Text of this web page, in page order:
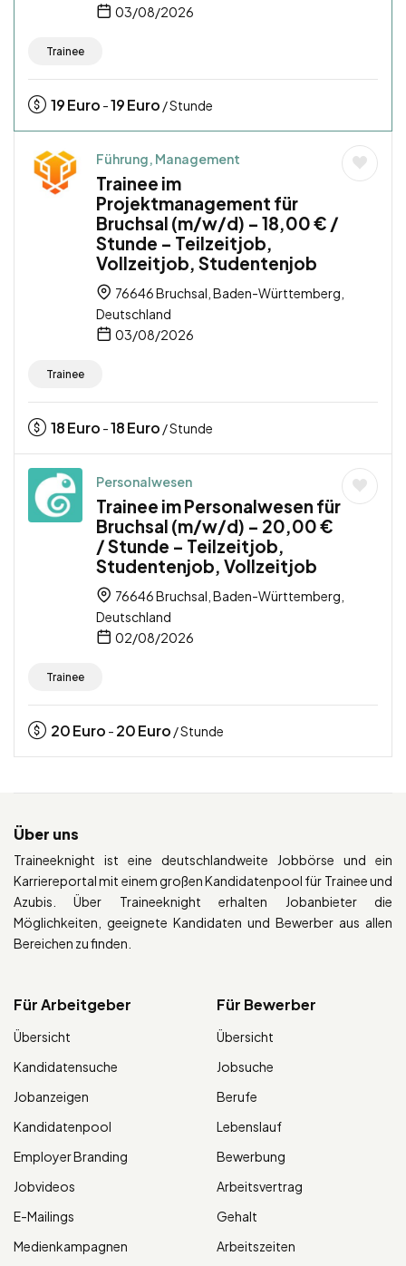
03/08/2026
Trainee
19Euro -19Euro / Stunde
Führung, Management
Trainee im
Projektmanagement für
Bruchsal (m/w/d) – 18,00 € /
Stunde – Teilzeitjob,
Vollzeitjob, Studentenjob
76646 Bruchsal, Baden-Württemberg,
Deutschland
03/08/2026
Trainee
18Euro -18Euro / Stunde
Personalwesen
Trainee im Personalwesen für
Bruchsal (m/w/d) – 20,00 €
/ Stunde – Teilzeitjob,
Studentenjob, Vollzeitjob
76646 Bruchsal, Baden-Württemberg,
Deutschland
02/08/2026
Trainee
20Euro - 20Euro / Stunde
Über uns
Traineeknight ist eine deutschlandweite Jobbörse und ein
Karriereportal mit einem großen Kandidatenpool für Trainee und
Azubis. Über Traineeknight erhalten Jobanbieter die
Möglichkeiten, geeignete Kandidaten und Bewerber aus allen
Bereichen zu finden.
Für Arbeitgeber
Übersicht
Kandidatensuche
Jobanzeigen
Kandidatenpool
Employer Branding
Jobvideos
E-Mailings
Medienkampagnen
Für Bewerber
Übersicht
Jobsuche
Berufe
Lebenslauf
Bewerbung
Arbeitsvertrag
Gehalt
Arbeitszeiten